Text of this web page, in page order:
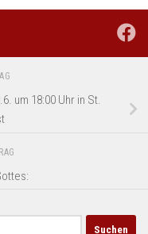
um 18:00 Uhr in St.